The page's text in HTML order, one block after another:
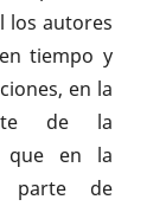
los autores
tiempo y
en la
de la
que en la
parte de